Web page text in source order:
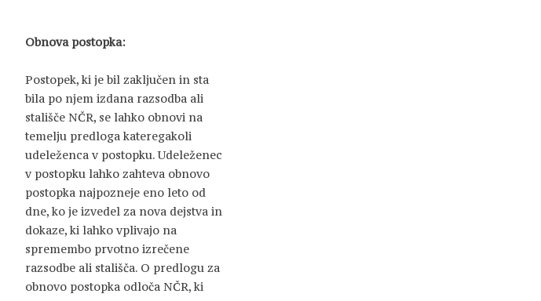
Obnova postopka:
Postopek, ki je bil zaključen in sta
bila po njem izdana razsodba ali
stališče NČR, se lahko obnovi na
temelju predloga kateregakoli
udeleženca v postopku. Udeleženec
v postopku lahko zahteva obnovo
postopka najpozneje eno leto od
dne, ko je izvedel za nova dejstva in
dokaze, ki lahko vplivajo na
spremembo prvotno izrečene
razsodbe ali stališča. O predlogu za
obnovo postopka odloča NČR, ki